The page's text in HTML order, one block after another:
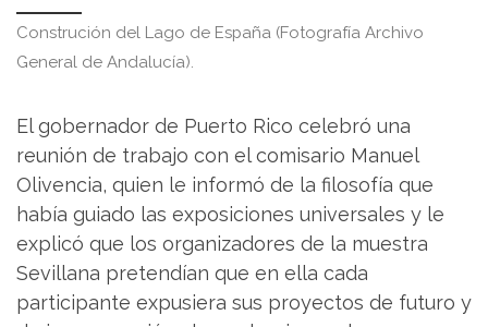
Construción del Lago de España (Fotografía Archivo
General de Andalucía).
El gobernador de Puerto Rico celebró una
reunión de trabajo con el comisario Manuel
Olivencia, quien le informó de la filosofía que
había guiado las exposiciones universales y le
explicó que los organizadores de la muestra
Sevillana pretendían que en ella cada
participante expusiera sus proyectos de futuro y